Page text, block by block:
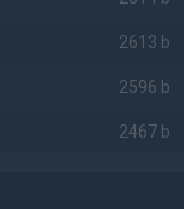
2613 b
2596 b
2467 b